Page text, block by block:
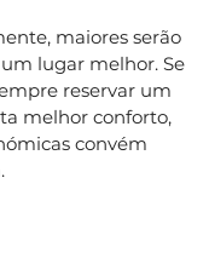
maiores serão
lugar melhor. Se
reservar um
melhor conforto,
convém